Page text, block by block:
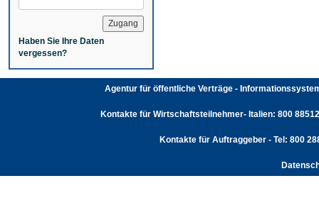
Haben Sie Ihre Daten
vergessen?
Agentur für öffentliche Verträge -
Kontakte für Wirtschaftsteilnehmer- Italien: 800
Kontakte für Auftraggeber - Tel: 800